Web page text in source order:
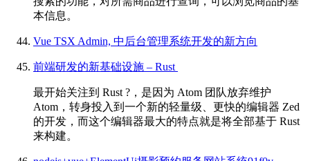
本信息。
Vue TSX Admin, 中后台管理系统开发的新方向
️前端研发的新基础设施 – Rust ️️
最开始关注到 Rust ?️，是因为 Atom 团队放弃维护
Atom，转身投入到一个新的轻量级、更快的编辑器 Zed
的开发，而这个编辑器最大的特点就是将全部基于 Rust
来构建。